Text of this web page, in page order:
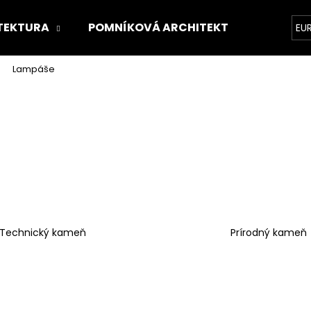
POMNÍKOVÁ ARCHITEKTURA O
EUR
Lampáše
Technický kameň Prírodný kameň
Co potřebujete najít?